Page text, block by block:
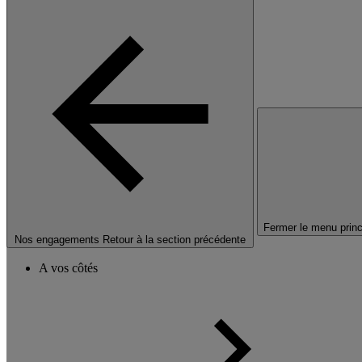
Nos engagements Retour à la section précédente
Fermer le menu
A vos côtés